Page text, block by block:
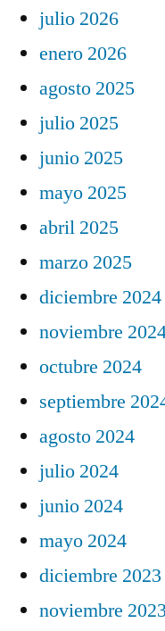
julio 2026
enero 2026
agosto 2025
julio 2025
junio 2025
mayo 2025
abril 2025
marzo 2025
diciembre 2024
noviembre
octubre 2024
septiembre
agosto 2024
julio 2024
junio 2024
mayo 2024
diciembre 2023
noviembre 2023